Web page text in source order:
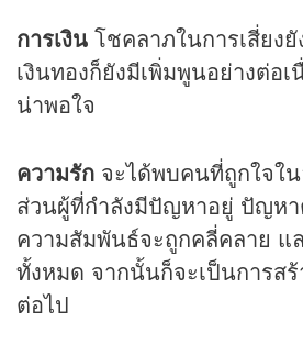
การเงิน โชคลาภในการเสี่ยง
เงินทองก็ยังมีเพิ่มพูนอย่างต่อ
น่าพอใจ
ความรัก จะได้พบคนที่ถูกใจใ
ส่วนผู้ที่กำลังมีปัญหาอยู่ ปัญหา
ความสัมพันธ์จะถูกคลี่คลาย แ
ทั้งหมด จากนั้นก็จะเป็นการส
ต่อไป